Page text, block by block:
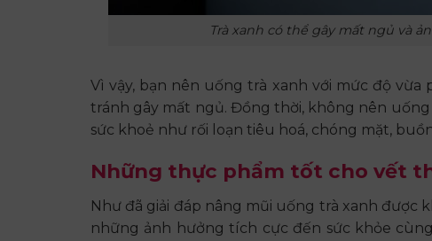
Trà xanh có thể gây mất ngủ và
Vì vậy, bạn nên uống trà xanh với mức độ
tránh gây mất ngủ. Đồng thời, không nên
sức khoẻ như rối loạn tiêu hoá, chóng mặt,
Những thực phẩm tốt cho vết
Như đã giải đáp nâng mũi uống trà xanh
những ảnh hưởng tích cực đến sức khỏe